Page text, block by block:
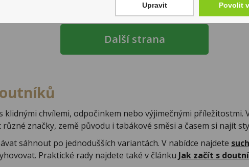
Další strana
chvílemi, odpočinkem nebo výjimečnými
značky, země původu i tabákové směsi a časem si najít
sáhnout po jednodušších variantách. V nabídce najdete
Praktické rady najdete také v článku Jak začít s
Upravit Povolit